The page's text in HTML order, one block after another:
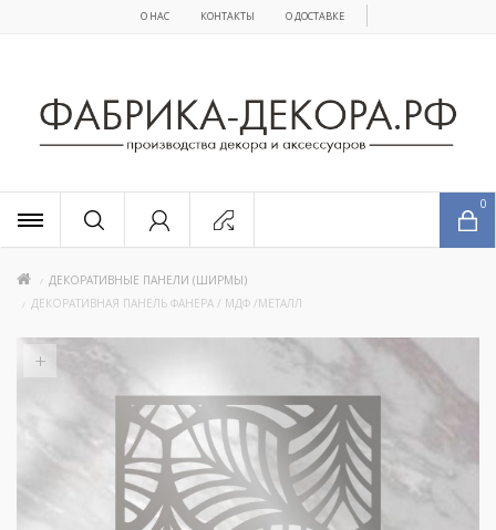
О НАС КОНТАКТЫ О ДОСТАВКЕ
0
ДЕКОРАТИВНЫЕ ПАНЕЛИ (ШИРМЫ)
ДЕКОРАТИВНАЯ ПАНЕЛЬ ФАНЕРА / МДФ /МЕТАЛЛ
+